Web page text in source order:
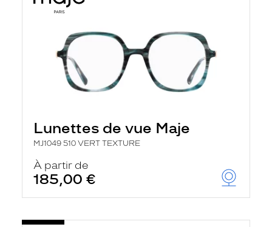
Lunettes de vue Maje
MJ1049 510 VERT TEXTURE
À partir de
185,00 €